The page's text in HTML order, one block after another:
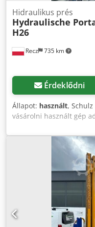
Recz 735 km
Hidraulikus prés
Hydraulische
H26
Érdeklődni
Állapot: használt,
vásárolni használt gép
max. nyomás 1500 kN
Hűtőrendszer motor 3
szerszámlap mérete